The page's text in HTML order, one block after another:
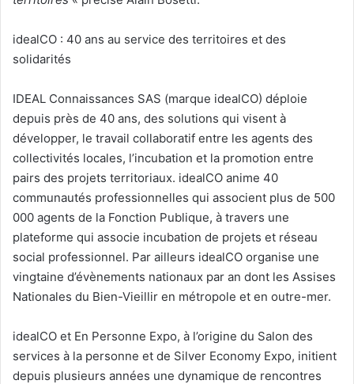
idealCO : 40 ans au service des territoires et des
solidarités
IDEAL Connaissances SAS (marque idealCO) déploie
depuis près de 40 ans, des solutions qui visent à
développer, le travail collaboratif entre les agents des
collectivités locales, l’incubation et la promotion entre
pairs des projets territoriaux. idealCO anime 40
communautés professionnelles qui associent plus de 500
000 agents de la Fonction Publique, à travers une
plateforme qui associe incubation de projets et réseau
social professionnel. Par ailleurs idealCO organise une
vingtaine d’évènements nationaux par an dont les Assises
Nationales du Bien-Vieillir en métropole et en outre-mer.
idealCO et En Personne Expo, à l’origine du Salon des
services à la personne et de Silver Economy Expo, initient
depuis plusieurs années une dynamique de rencontres